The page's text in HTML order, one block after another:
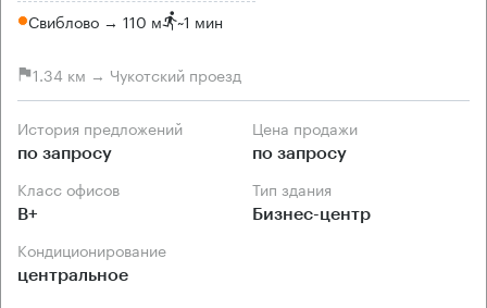
Свиблово → 110 м ~1 мин
1.34 км → Чукотский проезд
История предложений
по запросу
Цена продажи
по запросу
Класс офисов
B+
Тип здания
Бизнес-центр
Кондиционирование
центральное